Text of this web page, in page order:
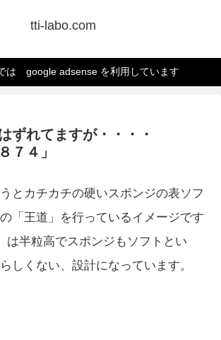
tti-labo.com
は google adsense を利用しています
ずれてますが・・・・
７４」
うとカチカチの硬いスポンジの表ソフ
「王道」を行っているイメージです
は半粒高でスポンジもソフトとい
しくない、設計になっています。